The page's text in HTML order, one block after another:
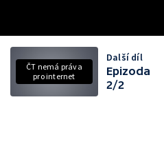
ČT nemá práva
pro internet
Další díl
Epizoda
2/2